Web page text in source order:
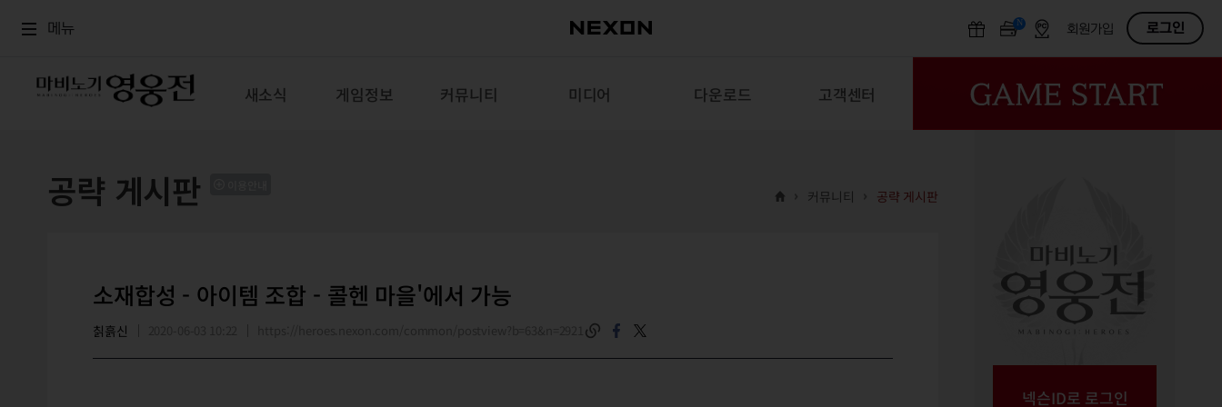
메뉴 N OFF회원가입 로그인
새소식 게임정보 커뮤니티 미디어 다운로드 고객센터
공략 게시판 커뮤니티 공략 게시판
소재합성 - 아이템 조합 - 콜헨 마을'에서 가능
칡흙신
넥슨ID로 로그인